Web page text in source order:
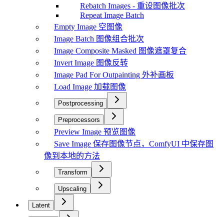
Rebatch Images - 重设图像批次
Repeat Image Batch
Empty Image 空图像
Image Batch 图像组合批次
Image Composite Masked 图像遮罩复合
Invert Image 图像反转
Image Pad For Outpainting 外补画板
Load Image 加载图像
Postprocessing
Preprocessors
Preview Image 预览图像
Save Image 保存图像节点，ComfyUI 中保存图
像到本地的方法
Transform
Upscaling
Latent